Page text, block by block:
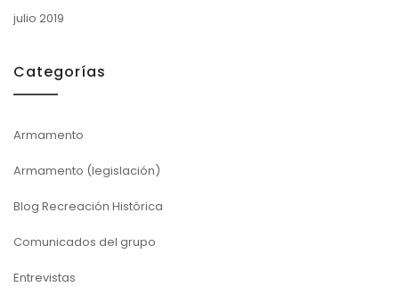
julio 2019
Categorías
Armamento
Armamento (legislación)
Blog Recreación Histórica
Comunicados del grupo
Entrevistas